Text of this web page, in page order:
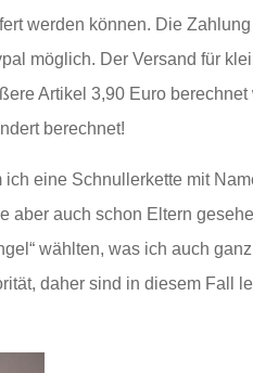
werden können. Die
möglich. Der Versand für
Artikel 3,90 Euro
berechnet!
ich eine Schnullerkette mit
aber auch schon Eltern
wählten, was ich auch
daher sind in diesem Fall